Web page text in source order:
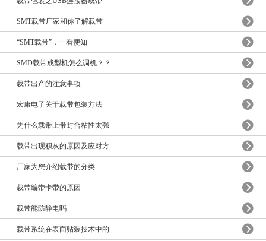
SMT载带厂家和你了解载带
“SMT载带”，一看便知
SMD载带成型机怎么调机？？
载带出产的注意事项
宏康电子关于载带包装方法
为什么载带上带封合粘性太强
载带出现积灰的原因及应对方
厂家为您介绍载带的分类
载带编带卡带的原因
载带能防静电吗
载带系统在表面贴装技术中的